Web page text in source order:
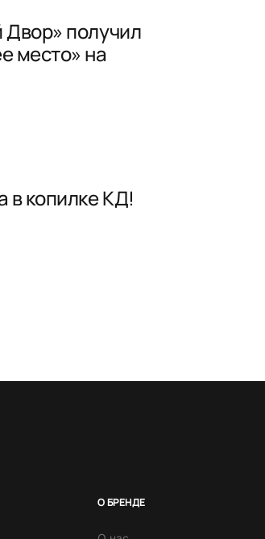
получил
место» на
в копилке КД!
О БРЕНДЕ